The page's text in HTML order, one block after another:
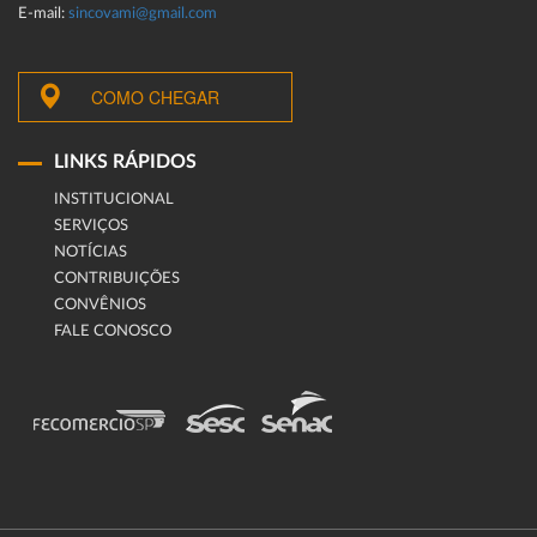
E-mail: sincovami@gmail.com
COMO CHEGAR
LINKS RÁPIDOS
INSTITUCIONAL
SERVIÇOS
NOTÍCIAS
CONTRIBUIÇÕES
CONVÊNIOS
FALE CONOSCO